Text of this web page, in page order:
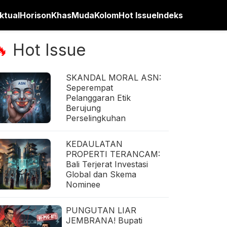
HorisonKhasMudaKolomHot IssueIndeks
Hot Issue
SKANDAL MORAL ASN:
Seperempat
Pelanggaran Etik
Berujung
Perselingkuhan
KEDAULATAN
PROPERTI TERANCAM:
Bali Terjerat Investasi
Global dan Skema
Nominee
PUNGUTAN LIAR
JEMBRANA! Bupati